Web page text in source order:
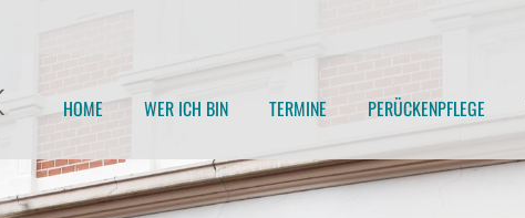
HOME WER ICH BIN TERMINE PERÜCKENPFLEGE